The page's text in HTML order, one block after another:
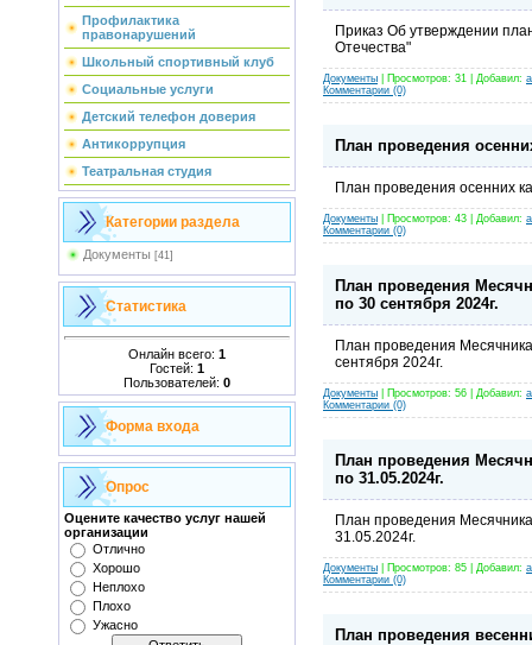
Профилактика
правонарушений
Школьный спортивный клуб
Социальные услуги
Детский телефон доверия
Антикоррупция
Театральная студия
Категории раздела
Документы [41]
Статистика
Онлайн всего: 1
Гостей: 1
Пользователей: 0
Форма входа
Опрос
Оцените качество услуг нашей
организации
Отлично
Хорошо
Неплохо
Плохо
Ужасно
Приказ Об утверждении
Отечества"
Документы | Просмотров: 31 | Добавил:
Комментарии (0)
План проведения
План проведения осенних
Документы | Просмотров: 43 | Добавил:
Комментарии (0)
План проведения
по 30 сентября 2024г.
План проведения
сентября 2024г.
Документы | Просмотров: 56 | Добавил:
Комментарии (0)
План проведения
по 31.05.2024г.
План проведения
31.05.2024г.
Документы | Просмотров: 85 | Добавил:
Комментарии (0)
План проведения